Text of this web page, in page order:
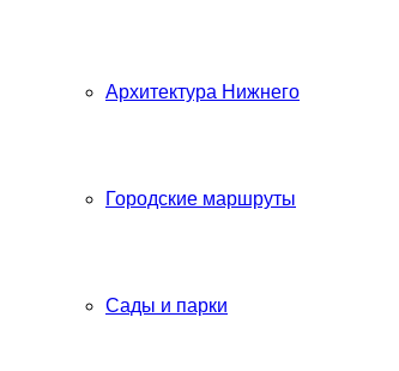
Архитектура Нижнего
Городские маршруты
Сады и парки